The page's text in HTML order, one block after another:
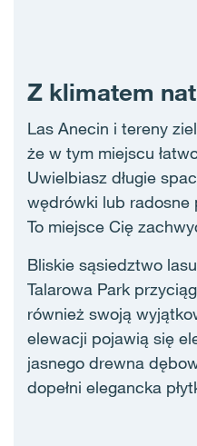
Z klimatem
Las Anecin i tereny
że w tym miejscu
Uwielbiasz długie
wędrówki lub radosne
To miejsce Cię
Bliskie sąsiedztwo
Talarowa Park
również swoją
elewacji pojawią się
jasnego drewna
dopełni elegancka